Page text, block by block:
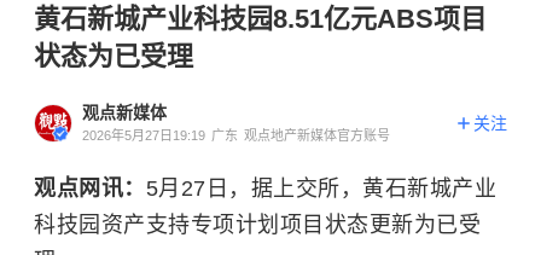
黄石新城产业科技园8.51亿元ABS项目
状态为已受理
观点新媒体
2026年5月27日19:19 广东 观点地产新媒体官方账号
关注
观点网讯： 5月27日，据上交所，黄石新城产业
科技园资产支持专项计划项目状态更新为已受